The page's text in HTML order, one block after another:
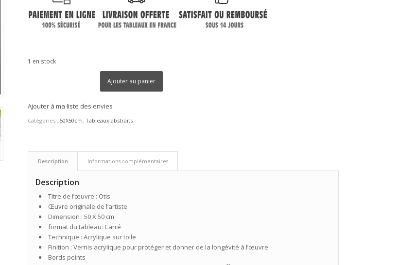
1 en stock
Ajouter au panier
Ajouter à ma liste des envies
Catégories : 50X50cm, Tableaux abstraits
Description Informations complémentaires
Description
Titre de l’œuvre : Otis
Œuvre originale de l’artiste
Dimension : 50 X 50 cm
format du tableau: Carré
Technique : Acrylique sur toile
Finition : Vernis acrylique pour protéger et donner de la longévité à l’œuvre
Bords peints